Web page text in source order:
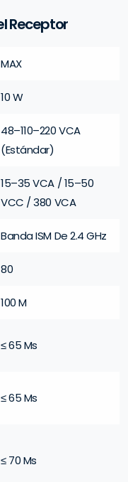
Receptor
MAX
10 W
48–110–220 VCA
(Estándar)
15–35 VCA / 15–50
VCC / 380 VCA
Banda ISM De 2.4 GHz
80
100 M
≤ 65 Ms
≤ 65 Ms
≤ 70 Ms